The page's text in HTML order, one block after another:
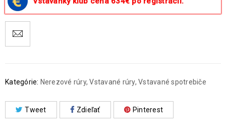
Kategórie: Nerezové rúry,Vstavané rúry, Vstavané spotrebiče
Tweet Zdieľať Pinterest